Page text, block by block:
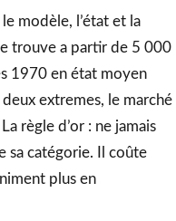
modèle, l’état et la
trouve a partir de 5 000
1970 en état moyen
extremes, le marché
règle d’or : ne jamais
sa catégorie. Il coûte
plus en